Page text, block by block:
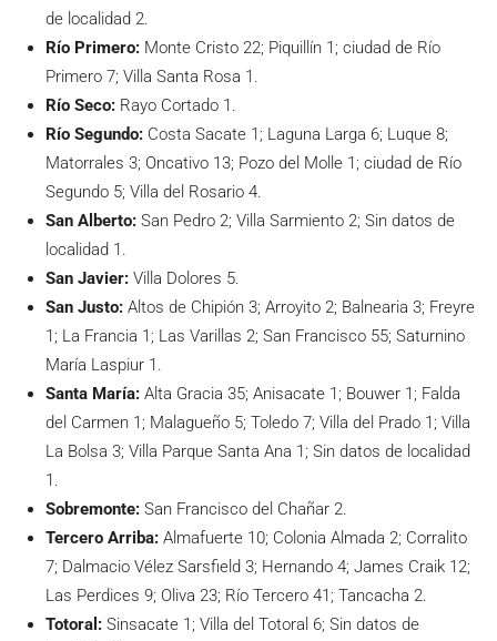
de localidad 2.
Río Primero: Monte Cristo 22; Piquillín 1; ciudad de Río
Primero 7; Villa Santa Rosa 1.
Río Seco: Rayo Cortado 1.
Río Segundo: Costa Sacate 1; Laguna Larga 6; Luque 8;
Matorrales 3; Oncativo 13; Pozo del Molle 1; ciudad de Río
Segundo 5; Villa del Rosario 4.
San Alberto: San Pedro 2; Villa Sarmiento 2; Sin datos de
localidad 1.
San Javier: Villa Dolores 5.
San Justo: Altos de Chipión 3; Arroyito 2; Balnearia 3; Freyre
1; La Francia 1; Las Varillas 2; San Francisco 55; Saturnino
María Laspiur 1.
Santa María: Alta Gracia 35; Anisacate 1; Bouwer 1; Falda
del Carmen 1; Malagueño 5; Toledo 7; Villa del Prado 1; Villa
La Bolsa 3; Villa Parque Santa Ana 1; Sin datos de localidad
1.
Sobremonte: San Francisco del Chañar 2.
Tercero Arriba: Almafuerte 10; Colonia Almada 2; Corralito
7; Dalmacio Vélez Sarsfield 3; Hernando 4; James Craik 12;
Las Perdices 9; Oliva 23; Río Tercero 41; Tancacha 2.
Totoral: Sinsacate 1; Villa del Totoral 6; Sin datos de